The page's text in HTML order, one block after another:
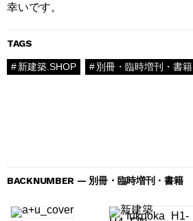
幸いです。
TAGS
新建築.SHOP 別冊・臨時増刊・書籍
BACKNUMBER — 別冊・臨時増刊・書籍